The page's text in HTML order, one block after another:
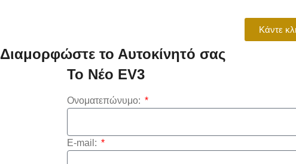
Κάντε
Διαμορφώστε το Αυτοκίνητό σας
Το Νέο EV3
Ονοματεπώνυμο:
E-mail: